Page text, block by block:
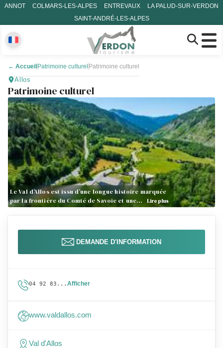
ANNOT COLMARS-LES-ALPES ENTREVAUX
LA PALUD-SUR-VERDON
SAINT-ANDRÉ-LES-ALPES
← Accueil Patrimoine culturel Patrimoine culturel
Allos
Patrimoine culturel
Le Val d’Allos est issu d’une longue histoire marquée
par la frontière du Comté de Savoie et une…
Lire plus
DEMANDE D'INFORMATION
04 92 83... Afficher
www.valdallos.com
Val d'Allos